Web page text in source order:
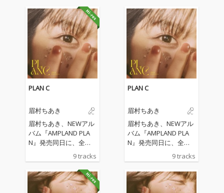
PLAN C
眉村ちあき
眉村ちあき、NEWアル
バム『AMPLAND PLA
N』発売同日に、全英
語詞による配信限定ア
ルバム『PLAN C』をリ
リース。 本作は、国内
で存在感を高めると同
時に、世界最大級の音
9 tracks
PLAN C
眉村ちあき
眉村ちあき、NEWアル
バム『AMPLAND PLA
N』発売同日に、全英
語詞による配信限定ア
ルバム『PLAN C』をリ
リース。 本作は、国内
で存在感を高めると同
時に、世界最大級の音
9 tracks